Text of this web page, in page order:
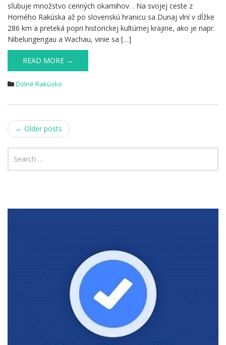
sľubuje množstvo cenných okamihov. . Na svojej ceste z
Horného Rakúska až po slovenskú hranicu sa Dunaj vlní v dĺžke
286 km a preteká popri historickej kultúrnej krajine, ako je napr.
Nibelungengau a Wachau, vinie sa […]
READ MORE →
Dolné Rakúsko
Post
navigation
← Older posts